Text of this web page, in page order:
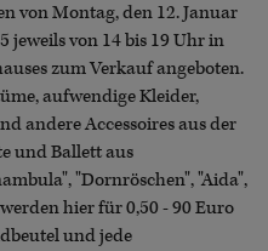
von Montag, den 12. Januar
jeweils von 14 bis 19 Uhr in
zum Verkauf angeboten.
aufwendige Kleider,
andere Accessoires aus der
und Ballett aus
"Dornröschen", "Aida",
hier für 0,50 - 90 Euro
und jede